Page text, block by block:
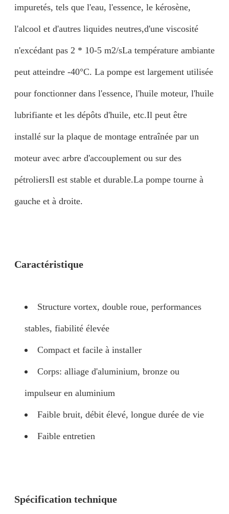
impuretés, tels que l'eau, l'essence, le kérosène,
l'alcool et d'autres liquides neutres,d'une viscosité
n'excédant pas 2 * 10-5 m2/sLa température ambiante
peut atteindre -40°C. La pompe est largement utilisée
pour fonctionner dans l'essence, l'huile moteur, l'huile
lubrifiante et les dépôts d'huile, etc.Il peut être
installé sur la plaque de montage entraînée par un
moteur avec arbre d'accouplement ou sur des
pétroliersIl est stable et durable.La pompe tourne à
gauche et à droite.
Caractéristique
Structure vortex, double roue, performances
stables, fiabilité élevée
Compact et facile à installer
Corps: alliage d'aluminium, bronze ou
impulseur en aluminium
Faible bruit, débit élevé, longue durée de vie
Faible entretien
Spécification technique